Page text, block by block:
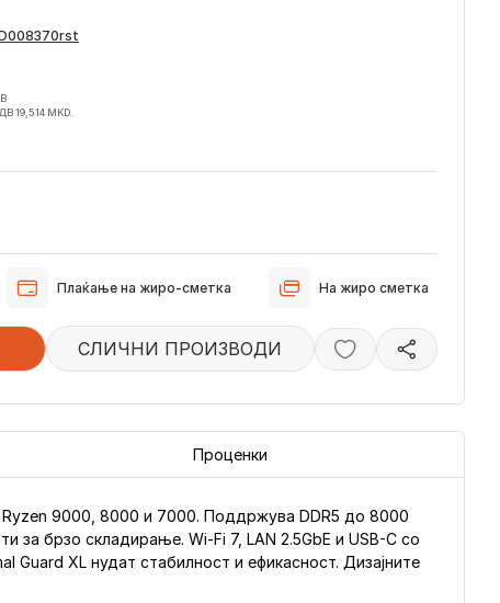
19,514 MKD.
Плаќање на жиро-сметка На жиро сметка
СЛИЧНИ ПРОИЗВОДИ
Проценки
9000, 8000 и 7000. Поддржува DDR5 до 8000
за брзо складирање. Wi-Fi 7, LAN 2.5GbE и USB-C со
Guard XL нудат стабилност и ефикасност. Дизајните